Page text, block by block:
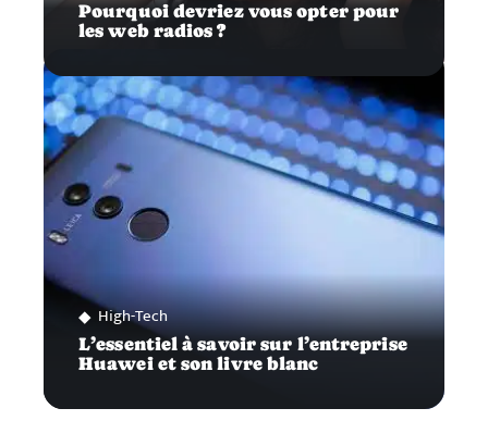
Pourquoi devriez vous opter pour
les web radios ?
High-Tech
L’essentiel à savoir sur l’entreprise
Huawei et son livre blanc